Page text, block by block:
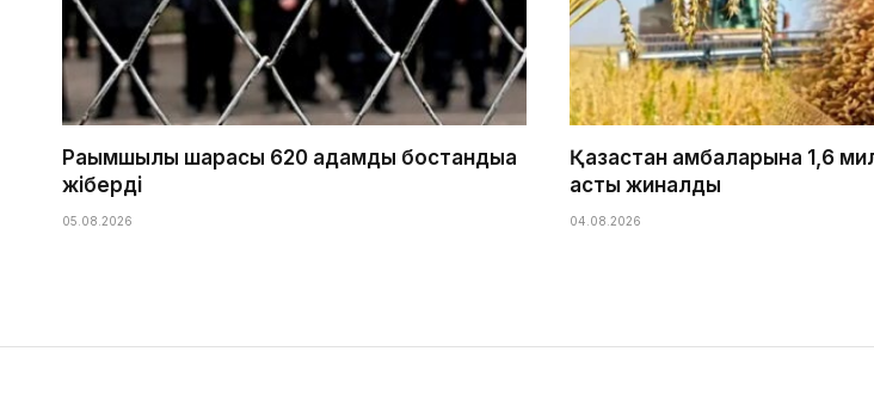
Рақымшылық шарасы 620 адамды бостандыққа
жіберді
05.08.2026
Қазақстан қамбаларына 1,6
астық жиналды
04.08.2026